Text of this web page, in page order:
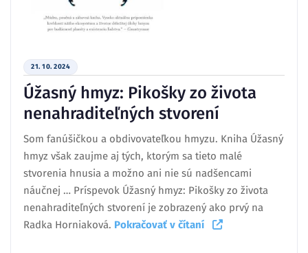
21. 10. 2024
Úžasný hmyz: Pikošky zo života
nenahraditeľných stvorení
Som fanúšičkou a obdivovateľkou hmyzu. Kniha Úžasný
hmyz však zaujme aj tých, ktorým sa tieto malé
stvorenia hnusia a možno ani nie sú nadšencami
náučnej … Príspevok Úžasný hmyz: Pikošky zo života
nenahraditeľných stvorení je zobrazený ako prvý na
Radka Horniaková. Pokračovať v čítaní